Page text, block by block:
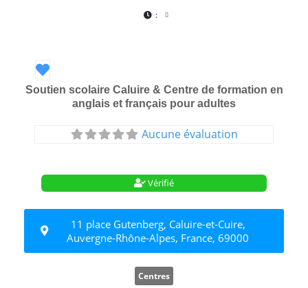
:
Favori
Soutien scolaire Caluire & Centre de formation en
anglais et français pour adultes
Aucune évaluation
Vérifié
11 place Gutenberg, Caluire-et-Cuire,
Auvergne-Rhône-Alpes, France, 69000
Centres